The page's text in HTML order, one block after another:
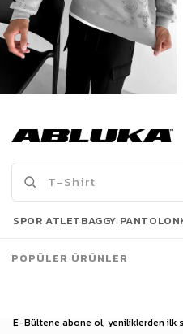
Erkek Oversize Baskılı Sweatshirt Gri
Son Bakılanlar
E-Bültene abone ol, yeniliklerden ilk
SPOR ATLETBAGGY PANTOLON
POPÜLER ÜRÜNLER